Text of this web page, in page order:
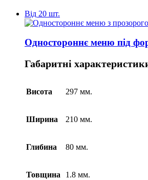
Від 20 шт.
Одностороннє меню під
Габаритні
Висота 297 мм.
Ширина 210 мм.
Глибина 80 мм.
Товщина 1.8 мм.